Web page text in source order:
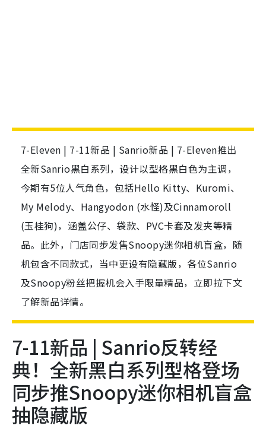
7-Eleven | 7-11新品 | Sanrio新品 | 7-Eleven推出
全新Sanrio黑白系列，设计以型格黑白色为主调，
今期有5位人气角色，包括Hello Kitty、Kuromi、
My Melody、Hangyodon (水怪)及Cinnamoroll
(玉桂狗)，涵盖公仔、袋款、PVC卡套及发夹等精
品。此外，门店同步发售Snoopy迷你相机盲盒，随
机包含不同款式，当中更设有隐藏版，各位Sanrio
及Snoopy粉丝把握机会入手限量精品，立即拉下文
了解新品详情。
7-11新品 | Sanrio反转经
典！全新黑白系列型格登场
同步推Snoopy迷你相机盲盒
抽隐藏版